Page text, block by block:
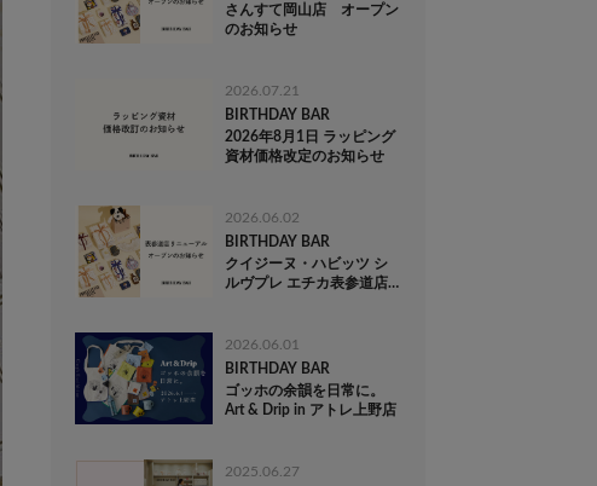
さんすて岡山店 オープン
のお知らせ
2026.07.21
BIRTHDAY BAR
2026年8月1日 ラッピング
資材価格改定のお知らせ
2026.06.02
BIRTHDAY BAR
クイジーヌ・ハビッツ シ
ルヴプレ エチカ表参道店
2026.06.01
BIRTHDAY BAR
ゴッホの余韻を日常に。
Art & Drip in アトレ上野店
2025.06.27